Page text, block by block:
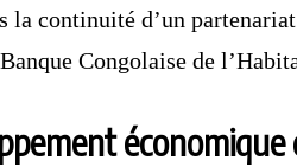
la continuité d’un
Congolaise de
économique